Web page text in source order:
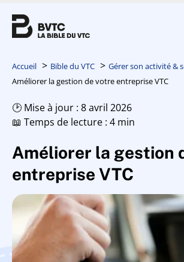
Accueil Bible du VTC
Gérer son activité &
Améliorer la gestion de votre entreprise VTC
🕑 Mise à jour : 8 avril 2026
📖 Temps de lecture : 4 min
Améliorer la gestion
entreprise VTC